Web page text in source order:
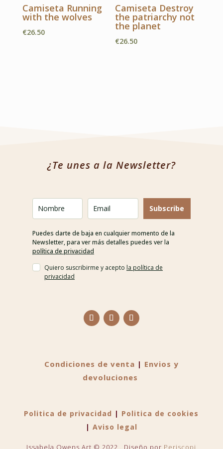
€28.00
hasta
€28.00
Camiseta Running
with the wolves
€26.50
Camiseta Destroy
the patriarchy not
the planet
€26.50
¿Te unes a la Newsletter?
Subscribe
Puedes darte de baja en cualquier momento de la
Newsletter, para ver más detalles puedes ver la
política de privacidad
Quiero suscribirme y acepto la política de
privacidad
Condiciones de venta | Envios y
devoluciones
Politica de privacidad | Politica de cookies
| Aviso legal
Issabela Owens Art © 2022 . Diseño por Periscopi